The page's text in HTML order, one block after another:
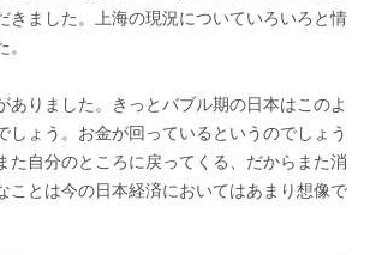
きました。上海の現況についていろいろと情
ありました。きっとバブル期の日本はこのよ
しょう。お金が回っているというのでしょう
た自分のところに戻ってくる、だからまた消
ことは今の日本経済においてはあまり想像で